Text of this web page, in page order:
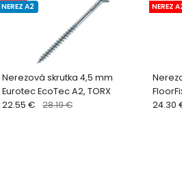
Nerezová skrutka 4,5 mm
Eurotec EcoTec A2, TORX
NEREZ A2
22.55 € 28.19 €
ks +
NEREZ
24.30